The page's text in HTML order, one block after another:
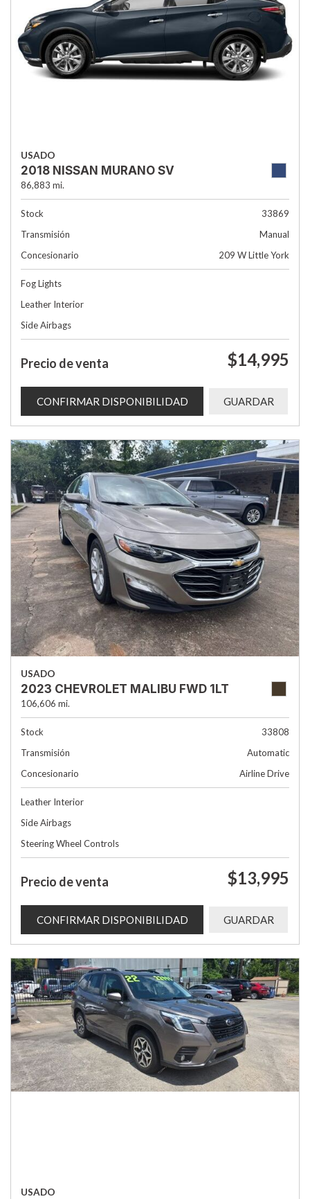
USADO
2018 NISSAN MURANO SV
86,883 mi.
Stock
33869
Transmisión
Manual
Concesionario
209 W Little York
Fog Lights
Leather Interior
Side Airbags
Precio de venta $14,995
CONFIRMAR DISPONIBILIDAD GUARDAR
USADO
2023 CHEVROLET MALIBU FWD 1LT
106,606 mi.
Stock
33808
Transmisión
Automatic
Concesionario
Airline Drive
Leather Interior
Side Airbags
Steering Wheel Controls
Precio de venta $13,995
CONFIRMAR DISPONIBILIDAD GUARDAR
USADO